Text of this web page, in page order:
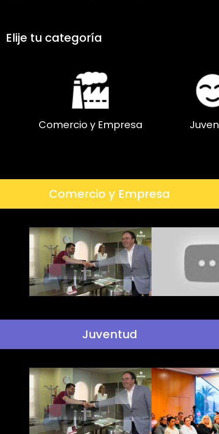
Elije tu categoría
Comercio y Empresa
Comercio y Empresa
Juventud